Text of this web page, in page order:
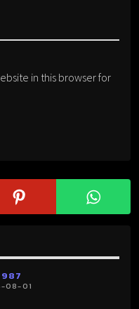
in this browser for
987
08-01